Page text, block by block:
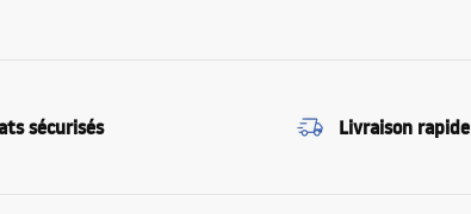
sécurisés Livraison rapide